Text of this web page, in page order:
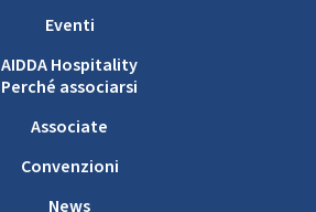
Eventi
AIDDA Hospitality
Perché associarsi
Associate
Convenzioni
News